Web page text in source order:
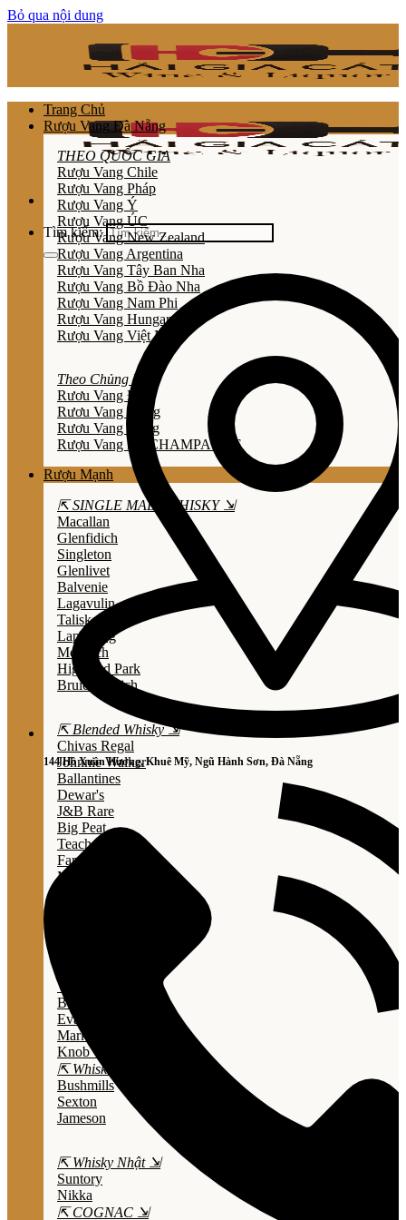
Bỏ qua nội dung
Tìm kiếm:
144 Hồ Xuân Hương, Khuê Mỹ, Ngũ Hành Sơn, Đà Nẵng
Trang Chủ
Rượu Vang Đà Nẵng
THEO QUỐC GIA
Rượu Vang Chile
Rượu Vang Pháp
Rượu Vang Ý
Rượu Vang ÚC
Rượu Vang New Zealand
Rượu Vang Argentina
Rượu Vang Tây Ban Nha
Rượu Vang Bồ Đào Nha
Rượu Vang Nam Phi
Rượu Vang Hungary
Rượu Vang Việt Nam
Theo Chủng Loại
Rươu Vang Đỏ
Rươu Vang Trắng
Rươu Vang Hồng
Rượu Vang Nổ/CHAMPAGNE
Rượu Mạnh
⇱ SINGLE MALT WHISKY ⇲
Macallan
Glenfidich
Singleton
Glenlivet
Balvenie
Lagavulin
Talisker
Laphroaig
Mortlach
Highland Park
Bruichladdich
⇱ Blended Whisky ⇲
Chivas Regal
Johnnie Walker
Ballantines
Dewar's
J&B Rare
Big Peat
Teacher's
Famous Grouse
Monkey Shouder
Wild Turkey
Bulleit Bourbon
Evan Williams
Marker's Mark
Knob Creek
⇱ Whiskey Ailen ⇲
Bushmills
Sexton
Jameson
⇱ Whisky Nhật ⇲
Suntory
Nikka
⇱ COGNAC ⇲